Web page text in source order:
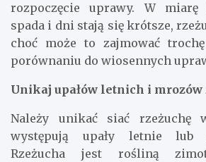
rozpoczęcie uprawy. W
spada i dni stają się krótsze,
choć może to zajmować
porównaniu do wiosennych
Unikaj upałów letnich i
Należy unikać siać rzeżuchę
występują upały letnie lub
Rzeżucha jest rośliną